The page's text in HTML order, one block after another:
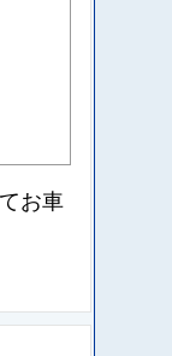
お車